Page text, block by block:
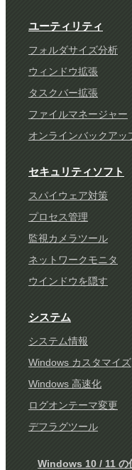
ユーティリティ
フォルダサイズ分析
ウィンドウ拡張
タスクバー拡張
ファイルマネージャー
オンラインバックアッ
セキュリティソフト
スパイウェア対策
プロセス管理
監視カメラツール
ネットワークモニタ
ウインドウを隠す
システム
システム情報
Windows カスタマイズ
Windows 高速化
ログオンテーマ変更
デフラグツール
Windows 10 / 11 の